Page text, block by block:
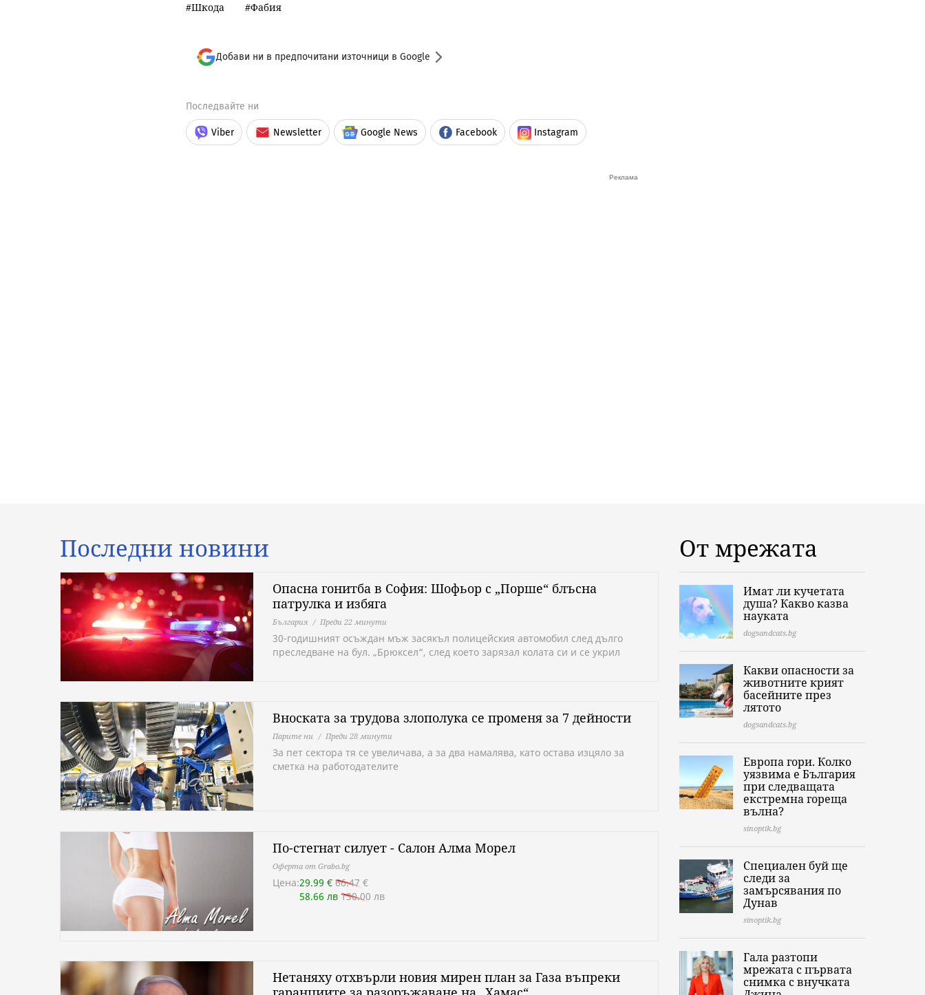
Шкода Фабия
Добави ни в предпочитани източници в Google
Последвайте ни
Viber Newsletter Google News Facebook Instagram
Последни новини
Опасна гонитба в София: Шофьор с „Порше“ блъсна
патрулка и избяга
България Преди 22 минути
30-годишният осъждан мъж засякъл полицейския автомобил след дълго
преследване на бул. „Брюксел“, след което зарязал колата си и се укрил
Вноската за трудова злополука се променя за 7 дейности
Парите ни Преди 28 минути
За пет сектора тя се увеличава, а за два намалява, като остава изцяло за
сметка на работодателите
По-стегнат силует - Салон Алма Морел
Оферта от Grabo.bg
Цена:29.99 € 66.47 €
58.66 лв 130.00 лв
Нетаняху отхвърли новия мирен план за Газа въпреки
От мрежата
Имат ли кучетата
душа? Какво казва
науката
dogsandcats.bg
Какви опасности за
животните крият
басейните през
лятото
dogsandcats.bg
Европа гори. Колко
уязвима е България
при следващата
екстремна гореща
вълна?
sinoptik.bg
Специален буй ще
следи за
замърсявания по
Дунав
sinoptik.bg
Гала разтопи
мрежата с първата
снимка с внучката